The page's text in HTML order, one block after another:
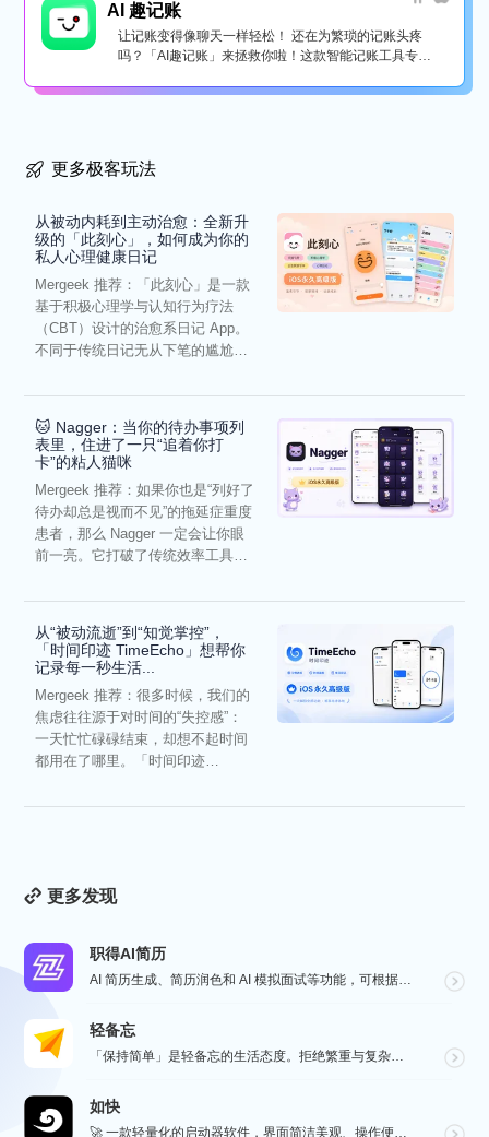
AI 趣记账
让记账变得像聊天一样轻松！ 还在为繁琐的记账头疼
吗？「AI趣记账」来拯救你啦！这款智能记账工具专为
更多极客玩法
从被动内耗到主动治愈：全新升
级的「此刻心」，如何成为你的
私人心理健康日记
Mergeek 推荐：「此刻心」是一款
基于积极心理学与认知行为疗法
（CBT）设计的治愈系日记 App。
不同于传统日记无从下笔的尴尬，
🐱 Nagger：当你的待办事项列
表里，住进了一只“追着你打
卡”的粘人猫咪
Mergeek 推荐：如果你也是“列好了
待办却总是视而不见”的拖延症重度
患者，那么 Nagger 一定会让你眼
前一亮。它打破了传统效率工具冰
从“被动流逝”到“知觉掌控”，
「时间印迹 TimeEcho」想帮你
记录每一秒生活...
Mergeek 推荐：很多时候，我们的
焦虑往往源于对时间的“失控感”：
一天忙忙碌碌结束，却想不起时间
都用在了哪里。「时间印迹
更多发现
职得AI简历
AI 简历生成、简历润色和 AI 模拟面试等功能，可根据指定的求职岗位，一键快速生成高匹配的简历内容...
轻备忘
「保持简单」是轻备忘的生活态度。拒绝繁重与复杂，致力于快速记录与回顾，打造如轻风拂面、水过无痕的使用...
如快
🚀 一款轻量化的启动器软件，界面简洁美观、操作便捷，并且支持插件开发。支持全键盘操作。开发者目前处于...